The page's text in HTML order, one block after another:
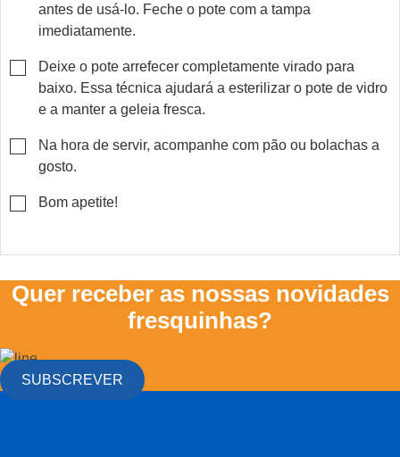
antes de usá-lo. Feche o pote com a tampa
imediatamente.
▢
Deixe o pote arrefecer completamente virado para
baixo. Essa técnica ajudará a esterilizar o pote de vidro
e a manter a geleia fresca.
▢
Na hora de servir, acompanhe com pão ou bolachas a
gosto.
▢
Bom apetite!
Quer receber as nossas novidades
fresquinhas?
SUBSCREVER